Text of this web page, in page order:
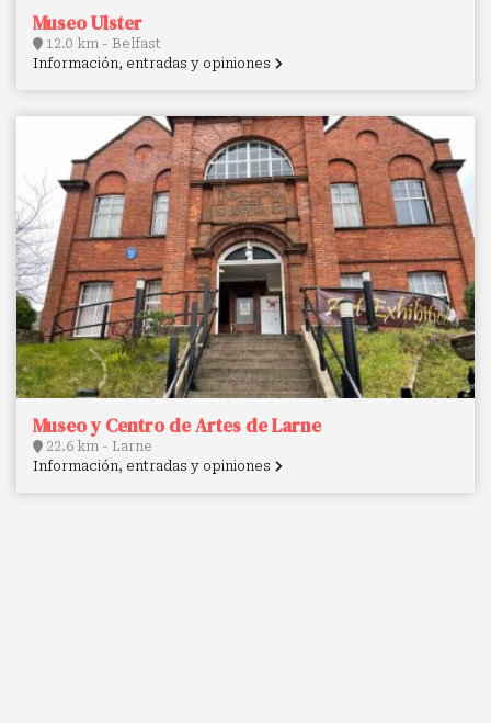
Museo Ulster
12.0 km - Belfast
Información, entradas y opiniones
Museo y Centro de Artes de Larne
22.6 km - Larne
Información, entradas y opiniones